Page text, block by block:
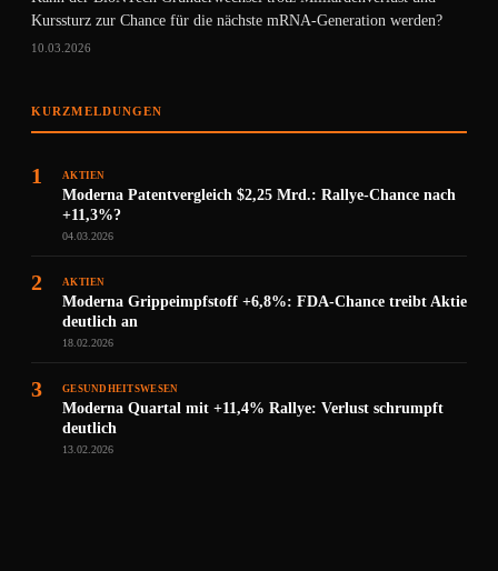
Kurssturz zur Chance für die nächste mRNA-Generation werden?
10.03.2026
KURZMELDUNGEN
1 AKTIEN
Moderna Patentvergleich $2,25 Mrd.: Rallye-Chance nach
+11,3%?
04.03.2026
2 AKTIEN
Moderna Grippeimpfstoff +6,8%: FDA-Chance treibt Aktie
deutlich an
18.02.2026
3 GESUNDHEITSWESEN
Moderna Quartal mit +11,4% Rallye: Verlust schrumpft
deutlich
13.02.2026